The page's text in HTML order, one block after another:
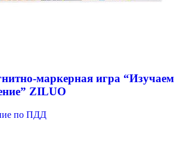
маркерная игра “Изучаем
ZILUO
по ПДД